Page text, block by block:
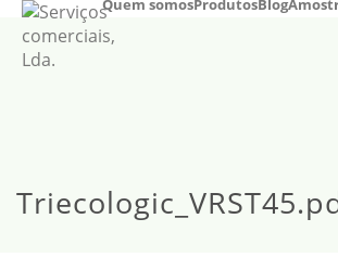
Quem somosProdutosBlog